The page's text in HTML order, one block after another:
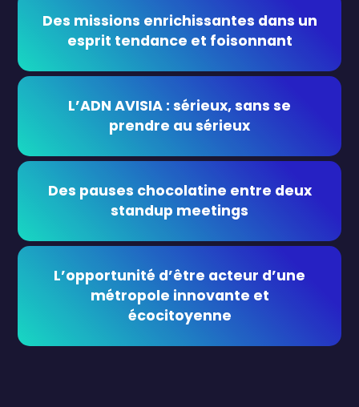
Des missions enrichissantes dans un
esprit tendance et foisonnant
L’ADN AVISIA : sérieux, sans se
prendre au sérieux
Des pauses chocolatine entre deux
standup meetings
L’opportunité d’être acteur d’une
métropole innovante et
écocitoyenne